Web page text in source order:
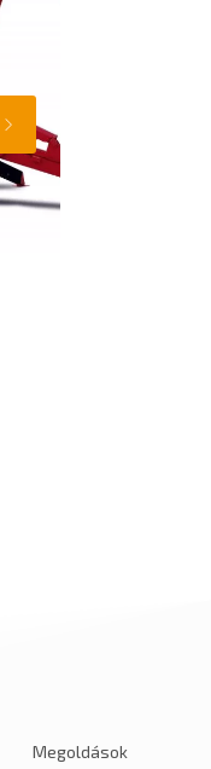
Megoldások